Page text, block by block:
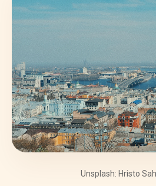
Unsplash: Hristo